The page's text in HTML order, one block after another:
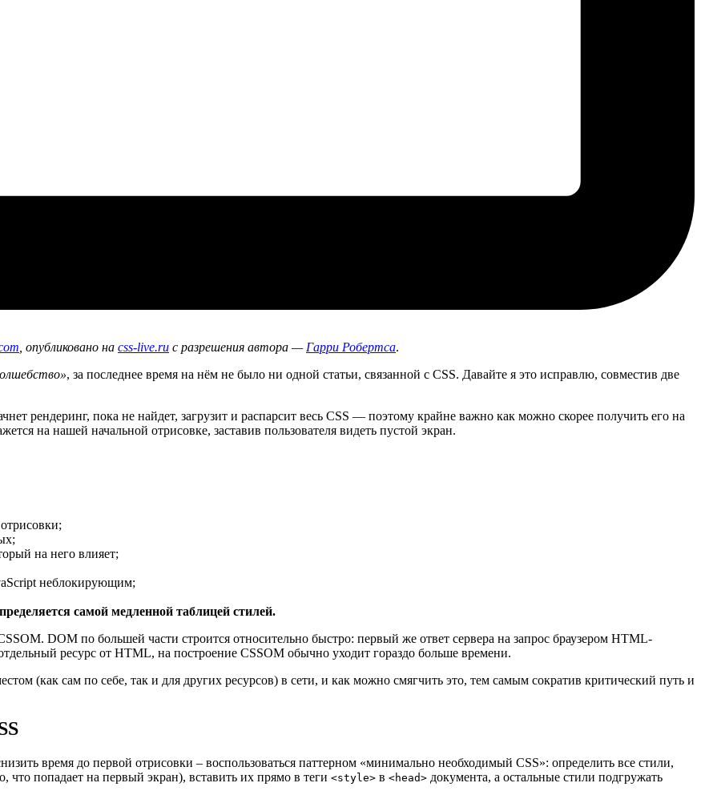
, опубликовано на css-live.ru с разрешения автора — Гарри Робертса.
, за последнее время на нём не было ни одной статьи, связанной с CSS. Давайте я это исправлю, совместив две
рендеринг, пока не найдет, загрузит и распарсит весь CSS — поэтому крайне важно как можно скорее получить его на
на нашей начальной отрисовке, заставив пользователя видеть пустой экран.
на него влияет;
неблокирующим;
самой медленной таблицей стилей.
DOM по большей части строится относительно быстро: первый же ответ сервера на запрос браузером HTML-
ресурс от HTML, на построение CSSOM обычно уходит гораздо больше времени.
(как сам по себе, так и для других ресурсов) в сети, и как можно смягчить это, тем самым сократив критический путь и
время до первой отрисовки – воспользоваться паттерном «минимально необходимый CSS»: определить все стили,
что попадает на первый экран), вставить их прямо в теги <style> в <head> документа, а остальные стили подгружать